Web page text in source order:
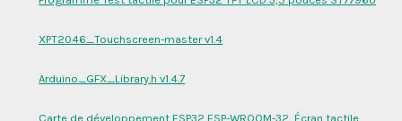
XPT2046_Touchscreen-master v1.4
Arduino_GFX_Library.h v1.4.7
Carte de développement ESP32 ESP-WROOM-32, Écran tactile